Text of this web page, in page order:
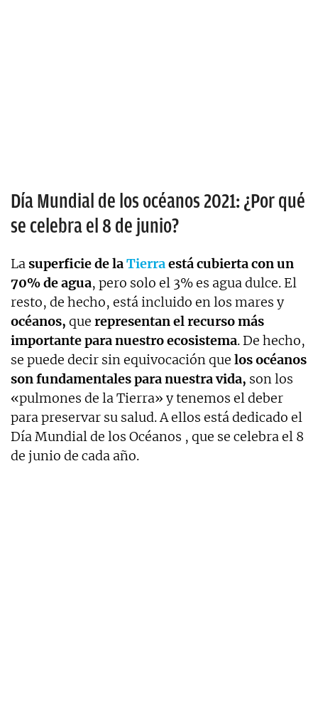
Día Mundial de los océanos 2021: ¿Por qué
se celebra el 8 de junio?
Lasuperficie de laTierraestá cubierta con un
70% de agua, pero solo el 3% es agua dulce. El
resto, de hecho, está incluido en los mares y
océanos, que representan el recurso más
importante para nuestro ecosistema. De hecho,
se puede decir sin equivocación que los océanos
son fundamentales para nuestra vida, son los
«pulmones de la Tierra» y tenemos el deber
para preservar su salud. A ellos está dedicado el
Día Mundial de los Océanos , que se celebra el 8
de junio de cada año.